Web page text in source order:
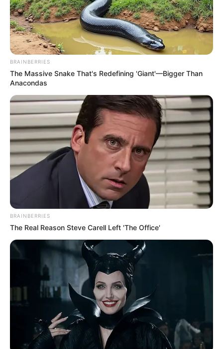
BRAINBERRIES
The Massive Snake That's Redefining 'Giant'—Bigger Than
Anacondas
BRAINBERRIES
The Real Reason Steve Carell Left 'The Office'